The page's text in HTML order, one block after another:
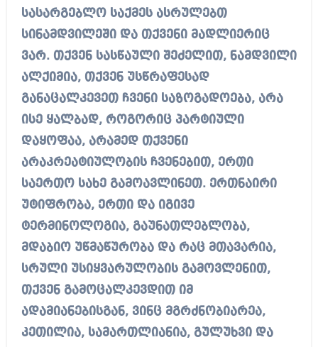
სასარგებლო საქმეს ასრულებთ
სინამდვილეში და თქვენი მადლიერიც
ვარ. თქვენ სასწაული შეძელით, ნამდვილი
ალქიმია, თქვენ უსწრაფესად
განაცალკევეთ ჩვენი საზოგადოება, არა
ისე ყალბად, როგორიც პარტიული
დაყოფაა, არამედ თქვენი
არაკრეატიულობის ჩვენებით, ერთი
საერთო სახე გამოავლინეთ. ერთნაირი
უტიფრობა, ერთი და იგივე
ტერმინოლოგია, გაუნათლებლობა,
მდაბიო უწმაწურობა და რაც მთავარია,
სრული უსიყვარულობის გამოვლენით,
თქვენ გამოცალკევდით იმ
ადამიანებისგან, ვინც მგრძნობიარეა,
კეთილია, სამართლიანია, გულუხვი და